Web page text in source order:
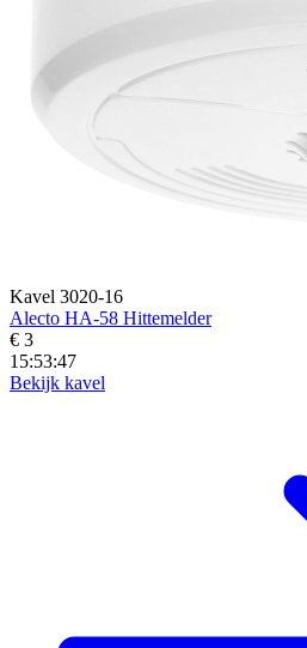
Kavel 3020-16
Alecto HA-58 Hittemelder
€ 3
15:53:45
Bekijk kavel